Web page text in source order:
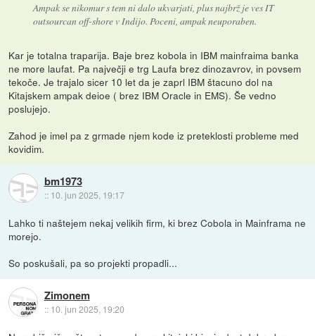
Ampak se nikomur s tem ni dalo ukvarjati, plus najbrž je ves IT
outsourcan off-shore v Indijo. Poceni, ampak neuporaben.
Kar je totalna traparija. Baje brez kobola in IBM mainfraima banka
ne more laufat. Pa največji e trg Laufa brez dinozavrov, in povsem
tekoče. Je trajalo sicer 10 let da je zaprl IBM štacuno dol na
Kitajskem ampak deioe ( brez IBM Oracle in EMS). Še vedno
poslujejo.
Zahod je imel pa z grmade njem kode iz preteklosti probleme med
kovidim.
bm1973
:: 10. jun 2025, 19:17
Lahko ti naštejem nekaj velikih firm, ki brez Cobola in Mainframa ne
morejo.
So poskušali, pa so projekti propadli...
Zimonem
:: 10. jun 2025, 19:20